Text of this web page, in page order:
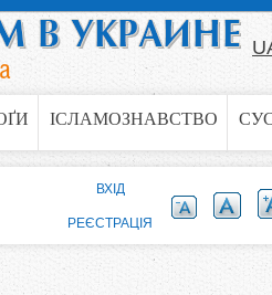
navigation
ІСЛАМОЗНАВСТВО
ВХІД
РЕЄСТРАЦІЯ